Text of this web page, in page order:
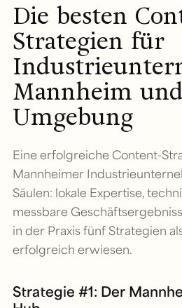
Die besten
Strategien für
Mannheim und
Umgebung
Eine erfolgreiche Content-
Mannheimer
Säulen: lokale Expertise,
messbare
in der Praxis fünf Strategien
erfolgreich erwiesen.
Strategie #1: Der